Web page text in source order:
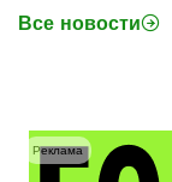
Все новости
Реклама